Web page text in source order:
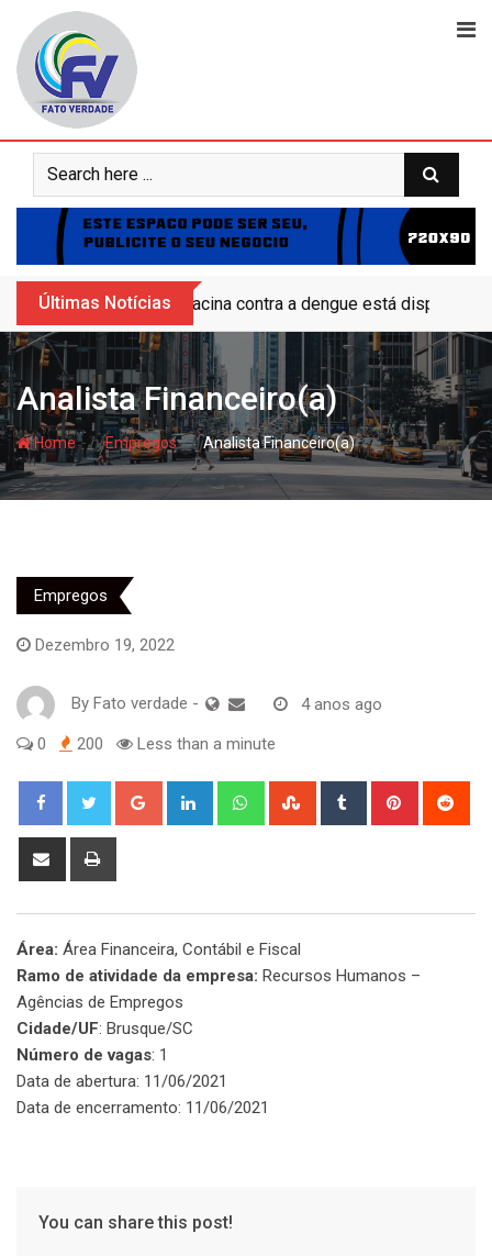
content
Últimas Notícias Vacina contra a dengue está
Analista Financeiro(a)
Home- hjEmpregos- hjAnalista Financeiro(a)
Empregos
Dezembro 19, 2022
By Fato verdade - 4 anos ago
0 200 Less than a minute
Google+ LinkedIn WhatsappStumbleUpon
Tumblr Pinterest
Share
Área: Área Financeira, Contábil e Fiscal
Ramo de atividade da empresa: Recursos Humanos –
Agências de Empregos
Cidade/UF: Brusque/SC
Número de vagas: 1
Data de abertura: 11/06/2021
Data de encerramento: 11/06/2021
You can share this post!